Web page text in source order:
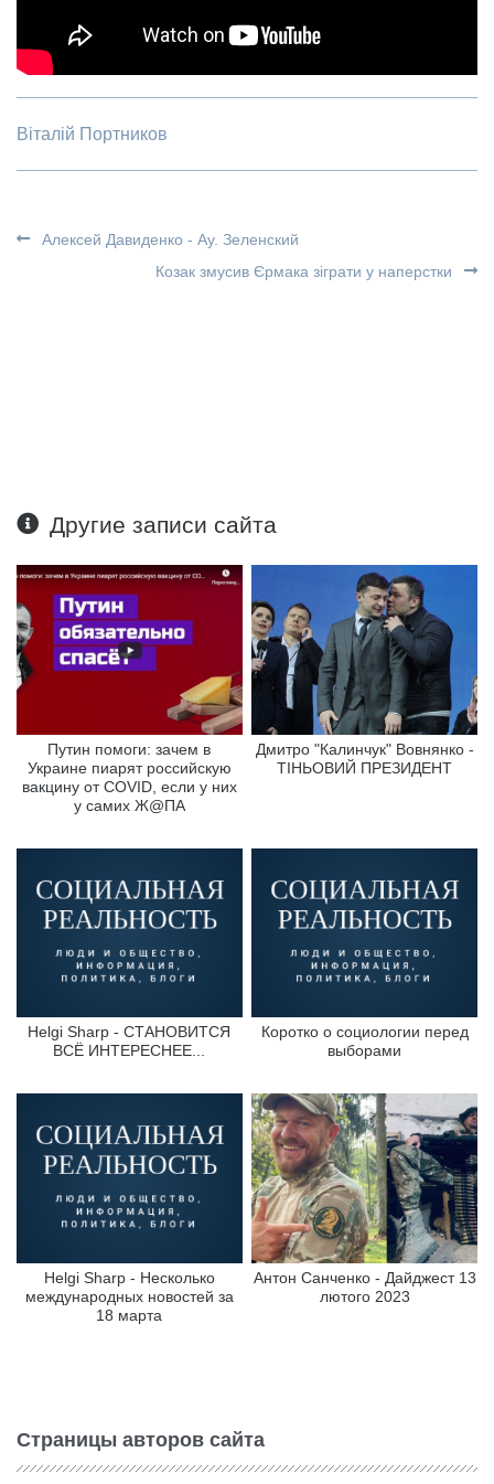
Віталій Портников
Алексей Давиденко - Ау. Зеленский
Козак змусив Єрмака зіграти у наперстки
Другие записи сайта
Путин помоги: зачем в
Украине пиарят российскую
вакцину от COVID, если у них
у самих Ж@ПА
Дмитро "Калинчук" Вовнянко -
ТІНЬОВИЙ ПРЕЗИДЕНТ
Helgi Sharp - СТАНОВИТСЯ
ВСЁ ИНТЕРЕСНЕЕ...
Коротко о социологии перед
выборами
Helgi Sharp - Несколько
международных новостей за
18 марта
Антон Санченко - Дайджест 13
лютого 2023
Страницы авторов сайта